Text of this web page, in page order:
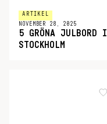
ARTIKEL
NOVEMBER 28, 2025
5 GRÖNA JULBORD I
STOCKHOLM